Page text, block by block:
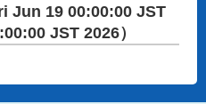
Jun 19 00:00:00 JST
JST 2026）